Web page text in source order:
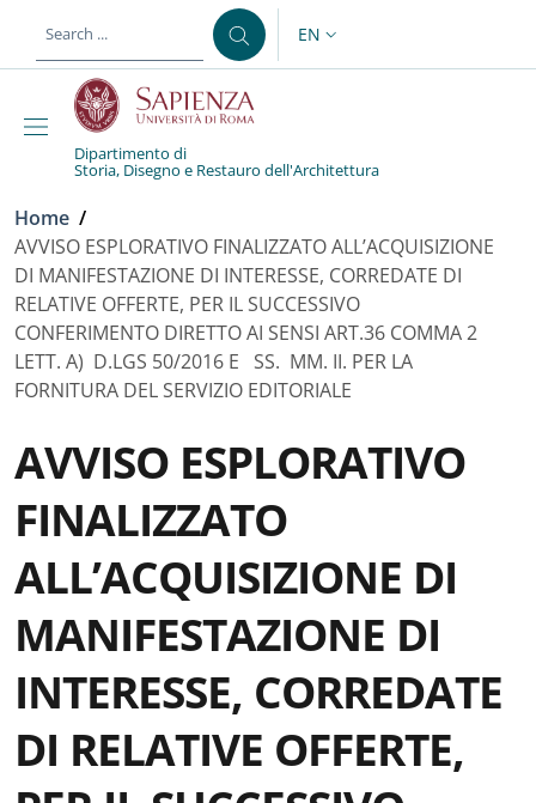
LANGUAGE SWITCHER:
EN
Dipartimento di
Storia, Disegno e Restauro dell'Architettura
Breadcrumb
Home /
AVVISO ESPLORATIVO FINALIZZATO ALL’ACQUISIZIONE
DI MANIFESTAZIONE DI INTERESSE, CORREDATE DI
RELATIVE OFFERTE, PER IL SUCCESSIVO
CONFERIMENTO DIRETTO AI SENSI ART.36 COMMA 2
LETT. A) D.LGS 50/2016 E SS. MM. II. PER LA
FORNITURA DEL SERVIZIO EDITORIALE
AVVISO ESPLORATIVO
FINALIZZATO
ALL’ACQUISIZIONE DI
MANIFESTAZIONE DI
INTERESSE, CORREDATE
DI RELATIVE OFFERTE,